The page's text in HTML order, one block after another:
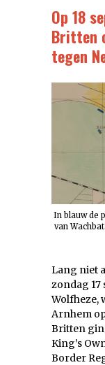
Op 18
Britten
tegen
In blauw de
van
Lang niet
zondag
Wolfheze,
Arnhem
Britten
King’s
Border